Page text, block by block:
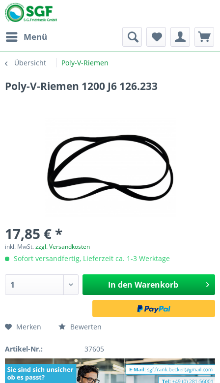
Menü
Übersicht Poly-V-Riemen
Poly-V-Riemen 1200 J6 126.233
17,85 € *
inkl. MwSt.zzgl. Versandkosten
Sofort versandfertig, Lieferzeit ca. 1-3 Werktage
In den Warenkorb
Merken Bewerten
Artikel-Nr.: 37605